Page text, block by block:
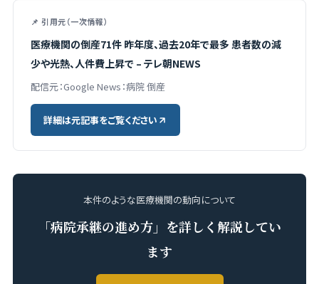
📌 引用元（一次情報）
医療機関の倒産71件 昨年度、過去20年で最多 患者数の減
少や光熱、人件費上昇で – テレ朝NEWS
配信元：Google News：病院 倒産
詳細は元記事をご覧ください
本件のような医療機関の動向について
「病院承継の進め方」を詳しく解説してい
ます